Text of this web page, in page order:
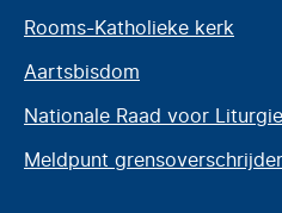
Rooms-Katholieke kerk
Aartsbisdom
Nationale Raad voor Liturgie
Meldpunt